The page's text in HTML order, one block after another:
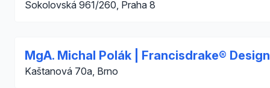
Sokolovská 961/260, Praha 8
MgA. Michal Polák | Francisdrake® Design
Kaštanová 70a, Brno